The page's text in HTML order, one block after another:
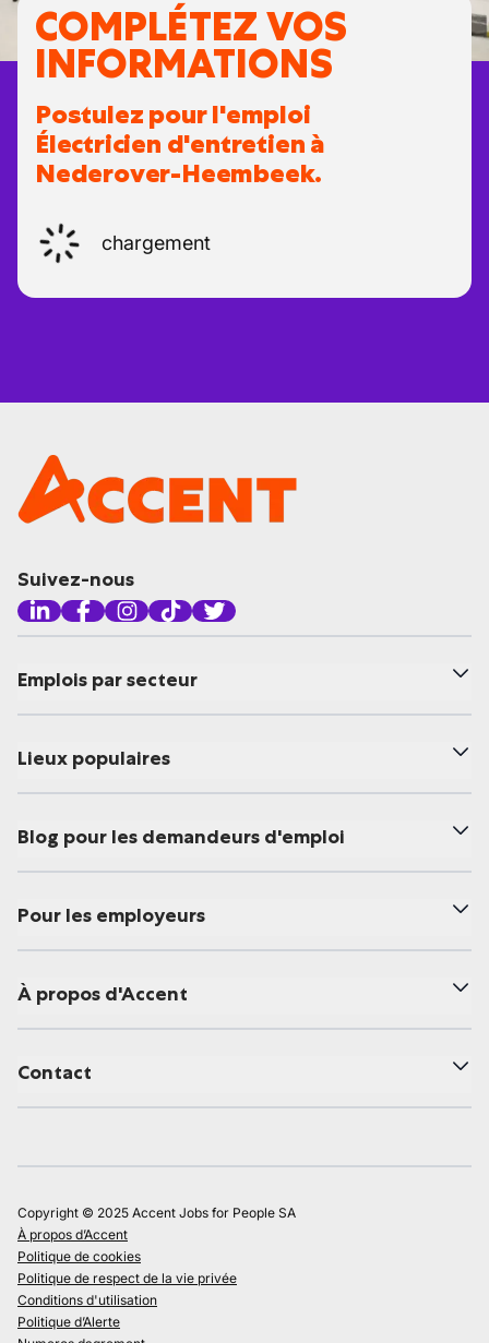
COMPLÉTEZ VOS
INFORMATIONS
Postulez pour l'emploi
Électricien d'entretien à
Nederover-Heembeek.
chargement
Suivez-nous
Emplois par secteur
Lieux populaires
Blog pour les demandeurs d'emploi
Pour les employeurs
À propos d'Accent
Contact
Copyright © 2025 Accent Jobs for People SA
À propos d’Accent
Politique de cookies
Politique de respect de la vie privée
Conditions d'utilisation
Politique d’Alerte